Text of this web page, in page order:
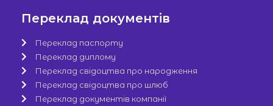
Переклад документів
Переклад паспорту
Переклад диплому
Переклад свідоцтва про народження
Переклад свідоцтва про шлюб
Переклад документів компанії